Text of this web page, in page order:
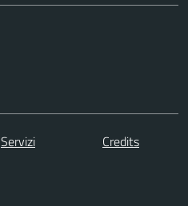
Servizi
Credits